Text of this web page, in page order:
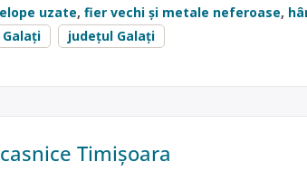
uzate, fier vechi și metale neferoase,
Galați județul Galați
Timișoara